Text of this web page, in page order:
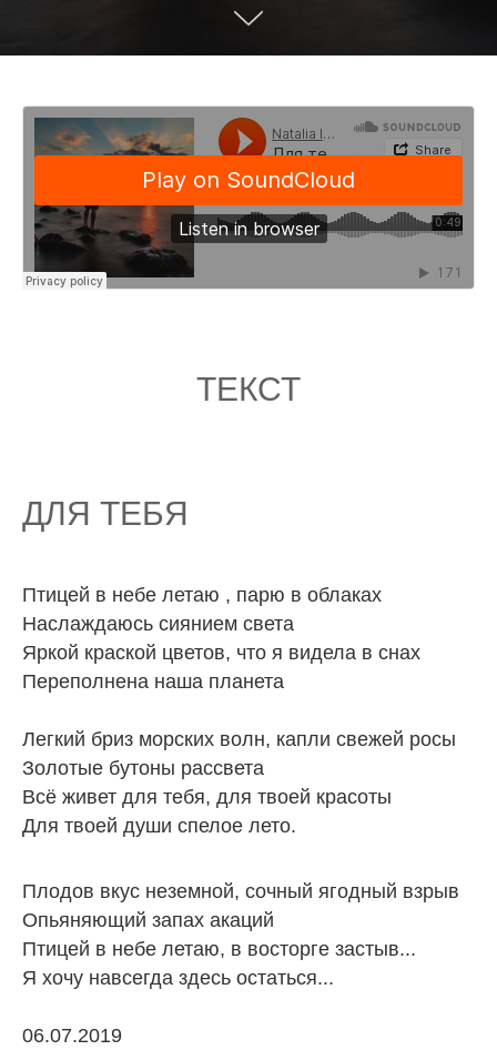
ТЕКСТ
ДЛЯ ТЕБЯ
Птицей в небе летаю , парю в облаках
Наслаждаюсь сиянием света
Яркой краской цветов, что я видела в снах
Переполнена наша планета
Легкий бриз морских волн, капли свежей росы
Золотые бутоны рассвета
Всё живет для тебя, для твоей красоты
Для твоей души спелое лето.
Плодов вкус неземной, сочный ягодный взрыв
Опьяняющий запах акаций
Птицей в небе летаю, в восторге застыв...
Я хочу навсегда здесь остаться...
06.07.2019